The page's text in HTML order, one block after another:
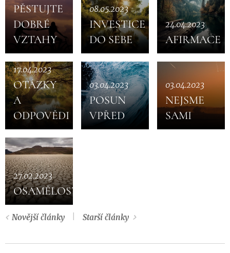
PĚSTUJTE
DOBRÉ
VZTAHY
08.05.2023
INVESTICE
DO SEBE
24.04.2023
AFIRMACE
17.04.2023
OTÁZKY
A
ODPOVĚDI
03.04.2023
POSUN
VPŘED
03.04.2023
NEJSME
SAMI
27.02.2023
OSAMĚLOST
Novější články Starší články